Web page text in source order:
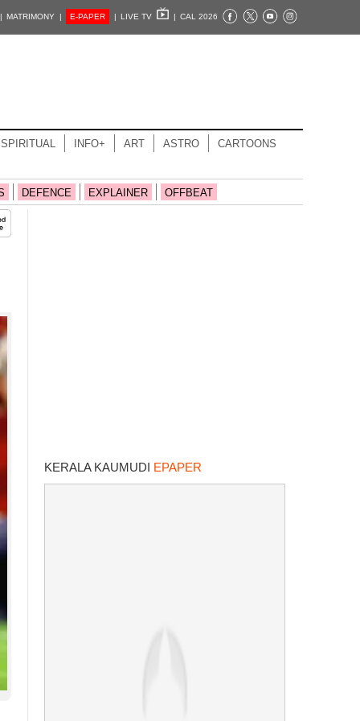
MATRIMONY | E-PAPER | LIVE TV | CAL 2026
SPIRITUAL INFO+ ART ASTRO CARTOONS
DEFENCE EXPLAINER OFFBEAT
KERALA KAUMUDI EPAPER